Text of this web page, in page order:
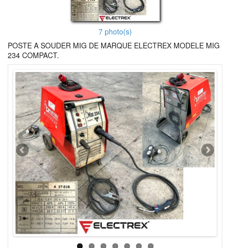
7 photo(s)
POSTE A SOUDER MIG DE MARQUE ELECTREX MODELE MIG
234 COMPACT.